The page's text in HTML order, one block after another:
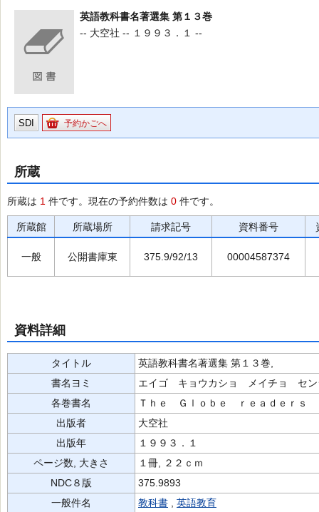
英語教科書名著選集 第１３巻
-- 大空社 -- １９９３．１ --
SDI 予約かごへ
所蔵
所蔵は 1 件です。現在の予約件数は 0 件です。
所蔵館 所蔵場所 請求記号 資料番号
一般 公開書庫東 375.9/92/13 00004587374
資料詳細
タイトル
英語教科書名著選集 第１３巻,
書名ヨミ
エイゴ キョウカショ メイチョ セン
各巻書名
Ｔｈｅ Ｇｌｏｂｅ ｒｅａｄｅｒｓ
出版者
大空社
出版年
１９９３．１
ページ数, 大きさ
１冊, ２２ｃｍ
NDC８版
375.9893
一般件名
教科書
英語教育